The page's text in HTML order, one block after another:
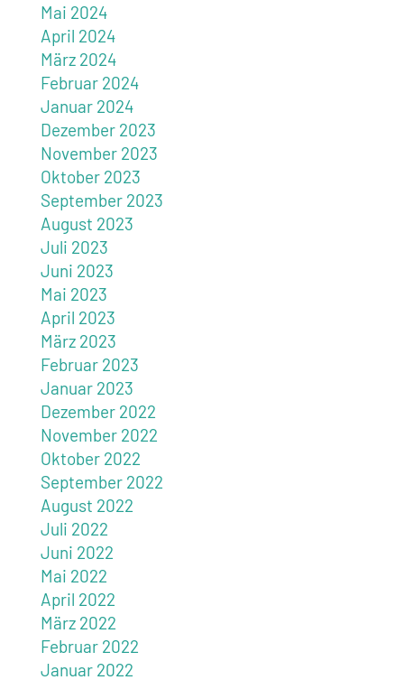
Mai 2024
April 2024
März 2024
Februar 2024
Januar 2024
Dezember 2023
November 2023
Oktober 2023
September 2023
August 2023
Juli 2023
Juni 2023
Mai 2023
April 2023
März 2023
Februar 2023
Januar 2023
Dezember 2022
November 2022
Oktober 2022
September 2022
August 2022
Juli 2022
Juni 2022
Mai 2022
April 2022
März 2022
Februar 2022
Januar 2022